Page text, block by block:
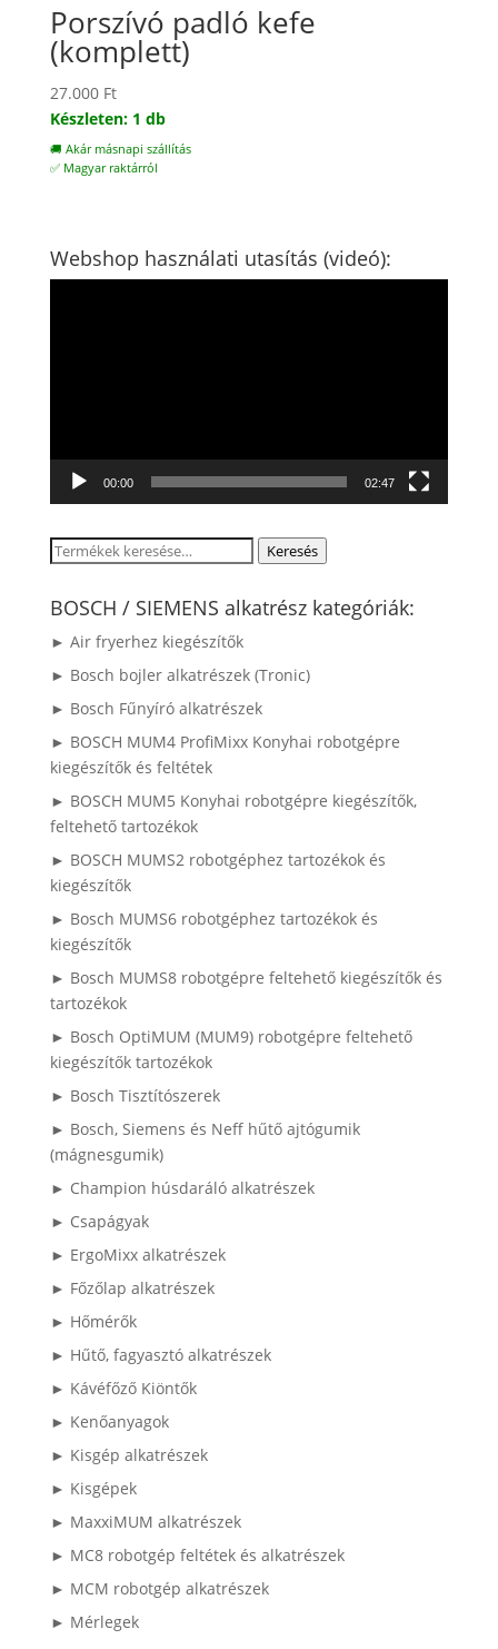
Porszívó padló kefe
(komplett)
27.000 Ft
Készleten: 1 db
🚚 Akár másnapi szállítás
✅ Magyar raktárról
Webshop használati utasítás (videó):
00:00 02:47
Keresés
következőre:
Keresés
BOSCH / SIEMENS alkatrész kategóriák:
► Air fryerhez kiegészítők
► Bosch bojler alkatrészek (Tronic)
► Bosch Fűnyíró alkatrészek
► BOSCH MUM4 ProfiMixx Konyhai robotgépre
kiegészítők és feltétek
► BOSCH MUM5 Konyhai robotgépre kiegészítők,
feltehető tartozékok
► BOSCH MUMS2 robotgéphez tartozékok és
kiegészítők
► Bosch MUMS6 robotgéphez tartozékok és
kiegészítők
► Bosch MUMS8 robotgépre feltehető kiegészítők és
tartozékok
► Bosch OptiMUM (MUM9) robotgépre feltehető
kiegészítők tartozékok
► Bosch Tisztítószerek
► Bosch, Siemens és Neff hűtő ajtógumik
(mágnesgumik)
► Champion húsdaráló alkatrészek
► Csapágyak
► ErgoMixx alkatrészek
► Főzőlap alkatrészek
► Hőmérők
► Hűtő, fagyasztó alkatrészek
► Kávéfőző Kiöntők
► Kenőanyagok
► Kisgép alkatrészek
► Kisgépek
► MaxxiMUM alkatrészek
► MC8 robotgép feltétek és alkatrészek
► MCM robotgép alkatrészek
► Mérlegek